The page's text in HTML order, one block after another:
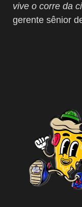
vive o corre da
gerente sênior